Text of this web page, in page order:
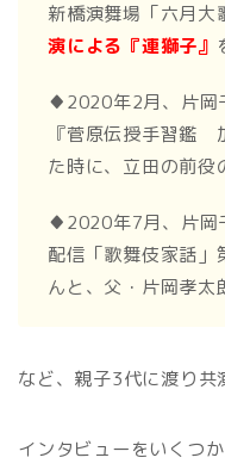
新橋演舞場「六月大
演による『連獅子』
♦2020年2月、片岡
『菅原伝授手習鑑
た時に、立田の前役
♦2020年7月、片岡
配信「歌舞伎家話」
んと、父・片岡孝太
など、親子3代に渡り共
インタビューをいくつ